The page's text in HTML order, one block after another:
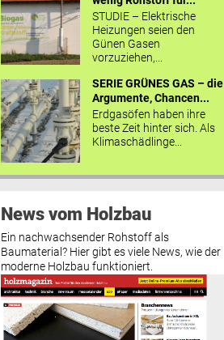
STUDIE – Elektrische
Heizungen seien den
Günen Gasen
vorzuziehen,...
SERIE GRÜNES GAS – die
Argumente, Chancen...
Erdgasöfen haben ihre
beste Zeit hinter sich. Als
Klimaschädlinge...
News vom Holzbau
Ein nachwachsender Rohstoff als
Baumaterial? Hier gibt es viele News, wie der
moderne Holzbau funktioniert.